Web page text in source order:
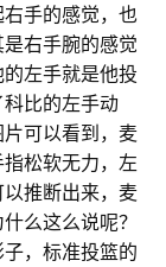
手的感觉，也
右手腕的感觉
左手就是他投
比的左手动
可以看到，麦
松软无力，左
推断出来，麦
么这么说呢？
，标准投篮的